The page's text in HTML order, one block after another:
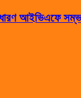
ধারণ আইভিএফে